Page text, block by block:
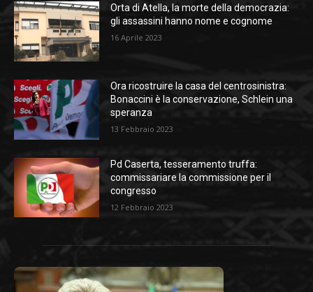
Orta di Atella, la morte della democrazia:
gli assassini hanno nome e cognome
16 Aprile 2023
Ora ricostruire la casa del centrosinistra:
Bonaccini è la conservazione, Schlein una
speranza
13 Febbraio 2023
Pd Caserta, tesseramento truffa:
commissariare la commissione per il
congresso
12 Febbraio 2023